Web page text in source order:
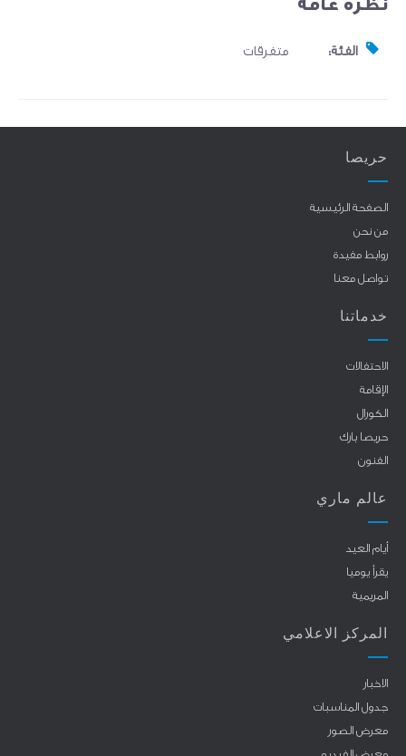
الفئة: متفرقات
حريصا
الصفحة الرئيسية
من نحن
روابط مفيدة
تواصل معنا
خدماتنا
الاحتفالات
الإقامة
الكورال
حريصا بارك
الفنون
عالم ماري
أيام العيد
يقرأ يوميا
المريمية
المركز الاعلامي
الاخبار
جدول المناسبات
معرض الصور